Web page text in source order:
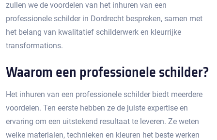
zullen we de voordelen van het inhuren van een
professionele schilder in Dordrecht bespreken, samen met
het belang van kwalitatief schilderwerk en kleurrijke
transformations.
Waarom een professionele schilder?
Het inhuren van een professionele schilder biedt meerdere
voordelen.​ Ten eerste hebben ze de juiste expertise en
ervaring om een uitstekend resultaat te leveren.​ Ze weten
welke materialen, technieken en kleuren het beste werken